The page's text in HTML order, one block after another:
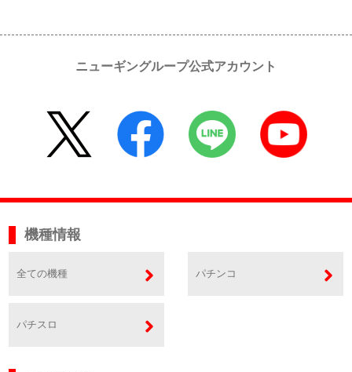
ニューギングループ公式アカウント
機種情報
全ての機種 パチンコ
パチスロ